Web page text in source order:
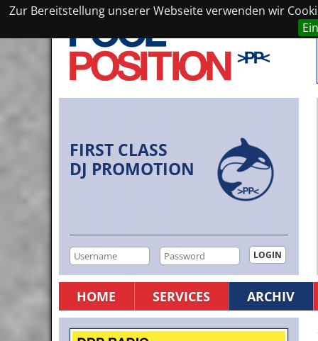
Zur Bereitstellung unserer Webseite verwenden wir
FIRST CLASS
DJ PROMOTION
HOME SERVICES ARCHIV